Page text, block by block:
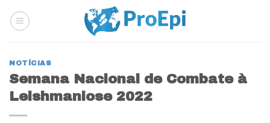
NOTÍCIAS
Semana Nacional de Combate à
Leishmaniose 2022